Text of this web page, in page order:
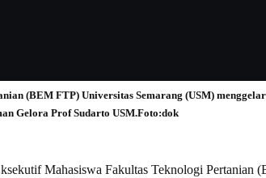
(BEM FTP) Universitas Semarang (USM)
Gelora Prof Sudarto USM.Foto:dok
Mahasiswa Fakultas Teknologi Pertanian